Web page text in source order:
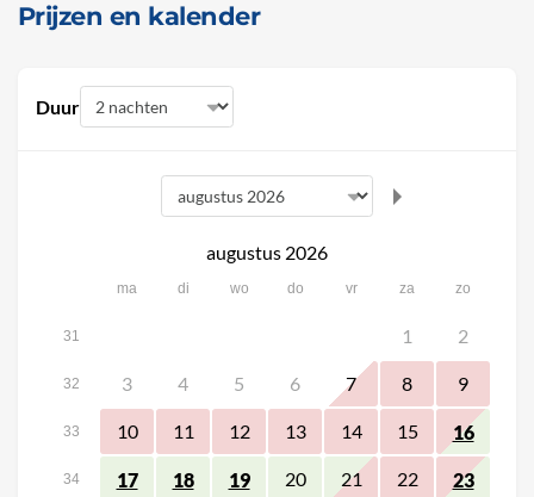
Prijzen en kalender
Duur
augustus 2026
ma di wo do vr za zo
31 1 2
32 3 4 5 6 7 8 9
33 10 11 12 13 14 15 16
34 17 18 19 20 21 22 23